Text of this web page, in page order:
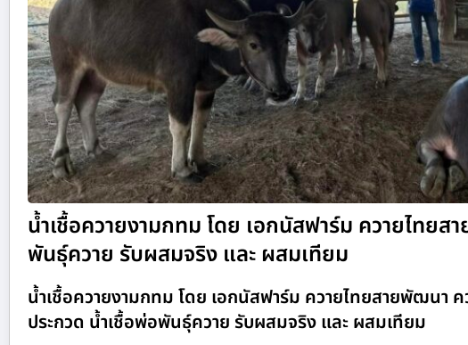
น้ำเชื้อควายงามกทม โดย เอกนัสฟาร์ม ควายไทยส
พันธุ์ควาย รับผสมจริง และ ผสมเทียม
น้ำเชื้อควายงามกทม โดย เอกนัสฟาร์ม ควายไทยสายพัฒนา
ประกวด น้ำเชื้อพ่อพันธุ์ควาย รับผสมจริง และ ผสมเทียม